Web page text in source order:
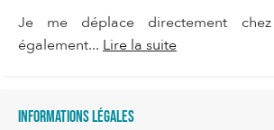
Je me déplace directement
également... Lire la suite
Informations légales